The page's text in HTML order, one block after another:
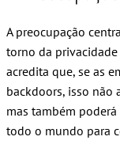
A preocupação
torno da
acredita que, se as
backdoors, isso não
mas também
todo o mundo para